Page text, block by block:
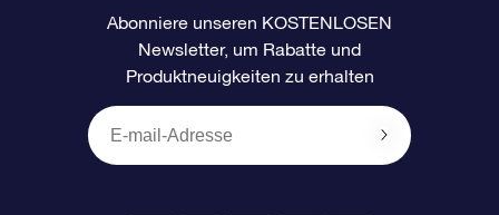
Bewertungen
OSR-Geschenkgutschein
Firmengeschenke
Personalisierte Sternseite
One Million Stars
Zahlungsinformationen
Versandinformationen
Abonniere unseren KOSTENLOSEN
Newsletter, um Rabatte und
Produktneuigkeiten zu erhalten